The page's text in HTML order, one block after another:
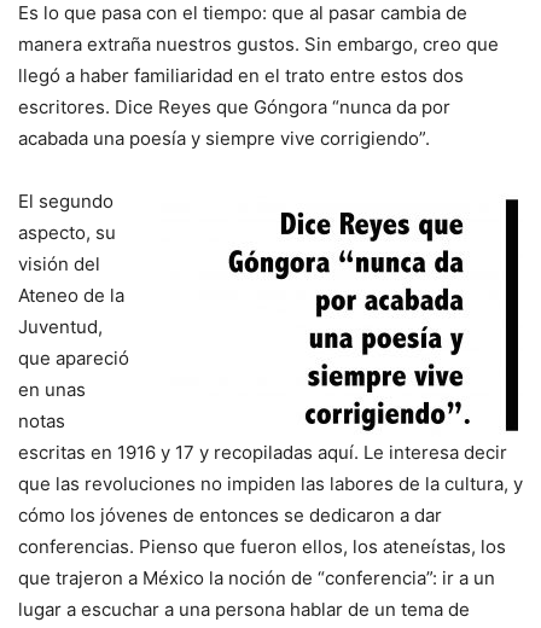
Es lo que pasa con el tiempo: que al pasar cambia de
manera extraña nuestros gustos. Sin embargo, creo que
llegó a haber familiaridad en el trato entre estos dos
escritores. Dice Reyes que Góngora “nunca da por
acabada una poesía y siempre vive corrigiendo”.
El segundo
aspecto, su
visión del
Ateneo de la
Juventud,
que apareció
en unas
notas
escritas en 1916 y 17 y recopiladas aquí. Le interesa decir
que las revoluciones no impiden las labores de la cultura, y
cómo los jóvenes de entonces se dedicaron a dar
conferencias. Pienso que fueron ellos, los ateneístas, los
que trajeron a México la noción de “conferencia”: ir a un
lugar a escuchar a una persona hablar de un tema de